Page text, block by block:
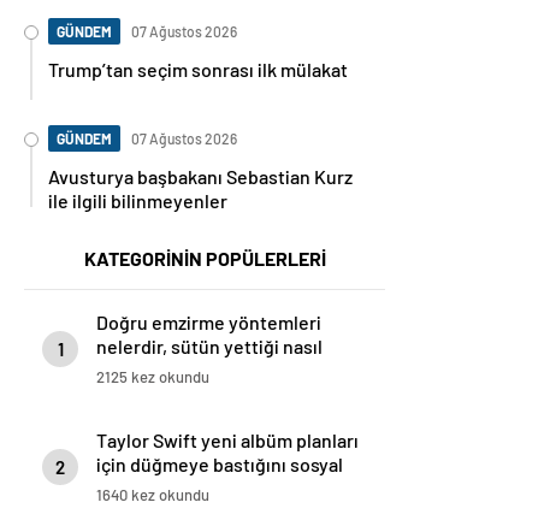
GÜNDEM 07 Ağustos 2026
Trump’tan seçim sonrası ilk mülakat
GÜNDEM 07 Ağustos 2026
Avusturya başbakanı Sebastian Kurz
ile ilgili bilinmeyenler
KATEGORİNİN POPÜLERLERİ
1
Doğru emzirme yöntemleri
nelerdir, sütün yettiği nasıl
anlaşılır?
2125 kez okundu
2
Taylor Swift yeni albüm planları
için düğmeye bastığını sosyal
medyadan duyurdu!
1640 kez okundu